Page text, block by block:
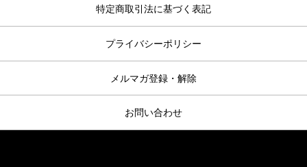
特定商取引法に基づく表記
プライバシーポリシー
メルマガ登録・解除
お問い合わせ